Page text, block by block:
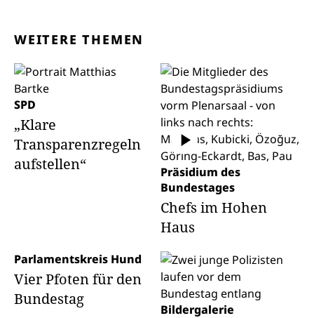
WEITERE THEMEN
SPD
„Klare
Transparenzregeln
aufstellen“
Präsidium des
Bundestages
Chefs im Hohen
Haus
Parlamentskreis Hund
Vier Pfoten für den
Bundestag
Bildergalerie